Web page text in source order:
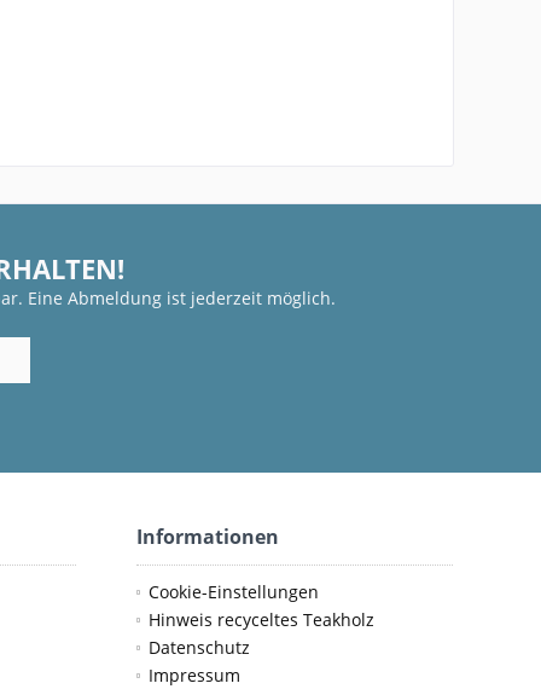
Eine Abmeldung ist jederzeit möglich.
Informationen
Cookie-Einstellungen
Hinweis recyceltes Teakholz
Datenschutz
Impressum